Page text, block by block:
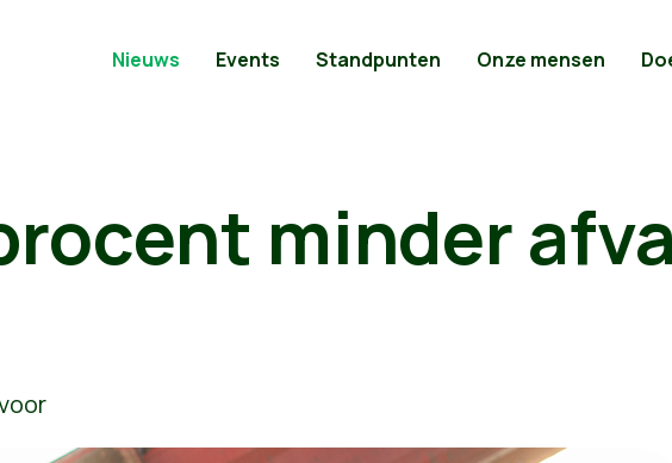
Nieuws Events Standpunten Onze mensen
minder